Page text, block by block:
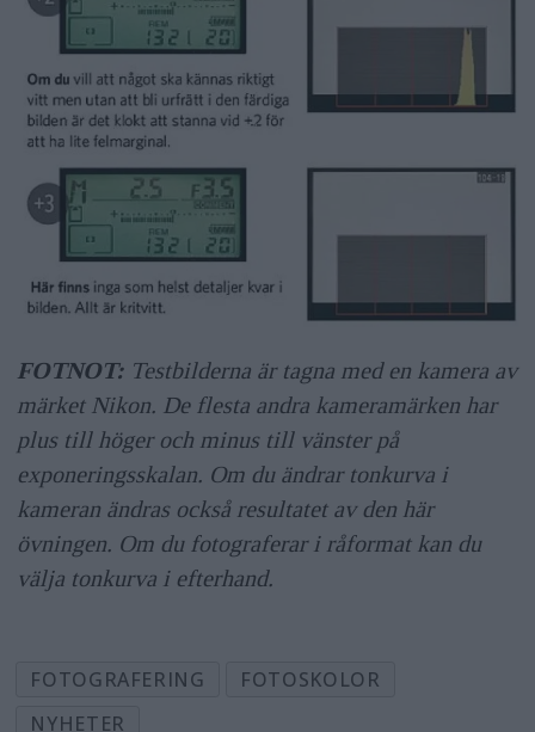
FOTNOT: Testbilderna är tagna med en kamera av
märket Nikon. De flesta andra kameramärken har
plus till höger och minus till vänster på
exponeringsskalan. Om du ändrar tonkurva i
kameran ändras också resultatet av den här
övningen. Om du fotograferar i råformat kan du
välja tonkurva i efterhand.
FOTOGRAFERING
FOTOSKOLOR
NYHETER